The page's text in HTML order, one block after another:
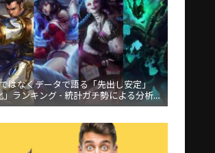
はなくデータで語る「先出し安定」
」ランキング - 統計ガチ勢による分析が